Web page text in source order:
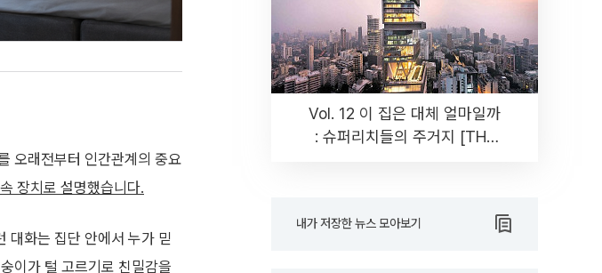
오래전부터 인간관계의 중요
장치로 설명했습니다.
대화는 집단 안에서 누가 믿
이가 털 고르기로 친밀감을
Vol. 12 이 집은 대체 얼마일까
: 슈퍼리치들의 주거지 [THE
내가 저장한 뉴스 모아보기